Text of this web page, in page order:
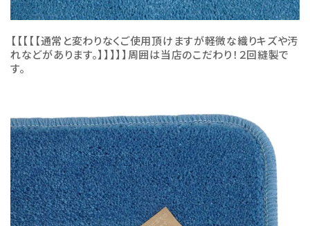
【【【【【通常と変わりなくご使用頂けますが軽微な織りキズや汚
れなどがあります。】】】】】周囲は当店のこだわり！２回縫製で
す。